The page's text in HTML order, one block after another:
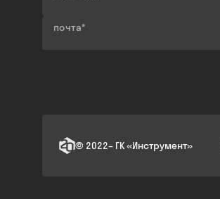
почта*
© 2022– ГК «Инструмент»